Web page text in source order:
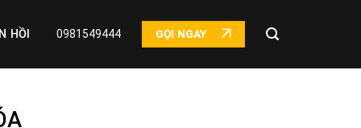
HỒI 0981549444 GỌI NGAY